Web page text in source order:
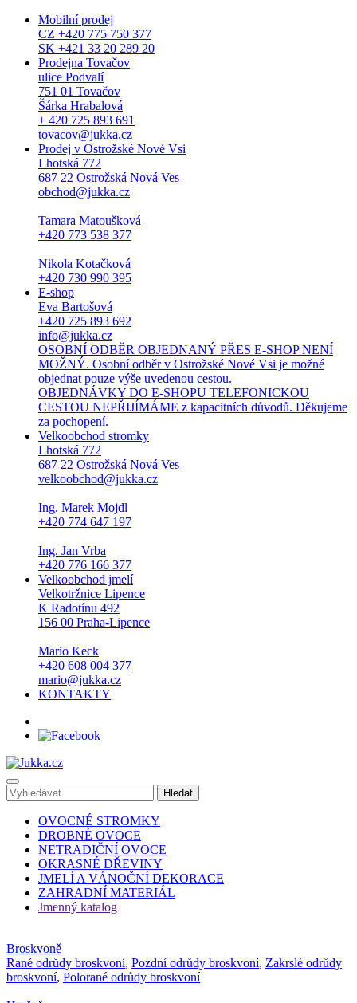
Mobilní prodej
CZ +420 775 750 377
SK +421 33 20 289 20
Prodejna Tovačov
ulice Podvalí
751 01 Tovačov
Šárka Hrabalová
+ 420 725 893 691
tovacov@jukka.cz
Prodej v Ostrožské Nové Vsi
Lhotská 772
687 22 Ostrožská Nová Ves
obchod@jukka.cz
Tamara Matoušková
+420 773 538 377
Nikola Kotačková
+420 730 990 395
E-shop
Eva Bartošová
+420 725 893 692
info@jukka.cz
OSOBNÍ ODBĚR OBJEDNANÝ PŘES E-SHOP NENÍ
MOŽNÝ. Osobní odběr v Ostrožské Nové Vsi je možné
objednat pouze výše uvedenou cestou.
OBJEDNÁVKY DO E-SHOPU TELEFONICKOU
CESTOU NEPŘIJÍMÁME z kapacitních důvodů. Děkujeme
za pochopení.
Velkoobchod stromky
Lhotská 772
687 22 Ostrožská Nová Ves
velkoobchod@jukka.cz
Ing. Marek Mojdl
+420 774 647 197
Ing. Jan Vrba
+420 776 166 377
Velkoobchod jmelí
Velkotržnice Lipence
K Radotínu 492
156 00 Praha-Lipence
Mario Keck
+420 608 004 377
mario@jukka.cz
KONTAKTY
OVOCNÉ STROMKY
DROBNÉ OVOCE
NETRADIČNÍ OVOCE
OKRASNÉ DŘEVINY
JMELÍ A VÁNOČNÍ DEKORACE
ZAHRADNÍ MATERIÁL
Jmenný katalog
Broskvoně
Rané odrůdy broskvoní, Pozdní odrůdy broskvoní, Zakrslé odrůdy
broskvoní, Polorané odrůdy broskvoní